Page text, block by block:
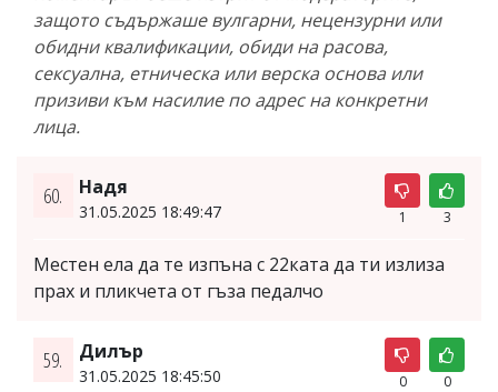
защото съдържаше вулгарни, нецензурни или
обидни квалификации, обиди на расова,
сексуална, етническа или верска основа или
призиви към насилие по адрес на конкретни
лица.
60. Надя
31.05.2025 18:49:47 1 3
Местен ела да те изпъна с 22ката да ти излиза
прах и пликчета от гъза педалчо
59. Дилър
31.05.2025 18:45:50 0 0